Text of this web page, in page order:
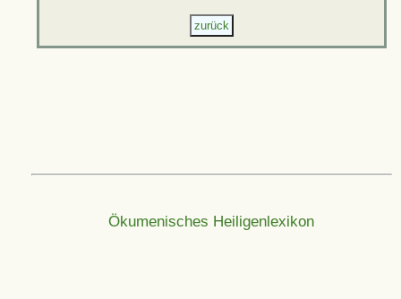
Ökumenisches Heiligenlexikon